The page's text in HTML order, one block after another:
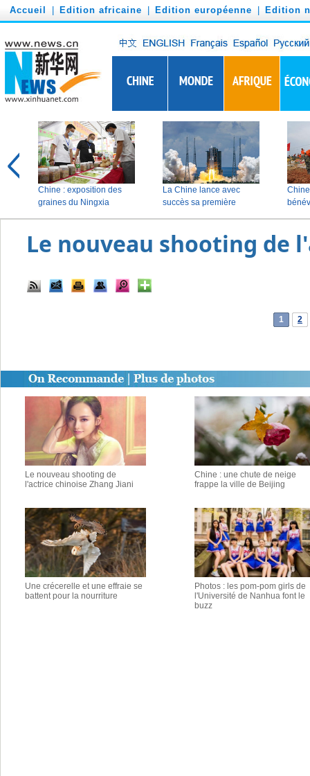
Accueil Edition africaine Edition européenne Edition
Le nouveau shooting de
1 2
Le nouveau shooting de
l'actrice chinoise Zhang Jiani
Chine : une chute de neige
frappe la ville de Beijing
Une crécerelle et une effraie se
battent pour la nourriture
Photos : les pom-pom girls de
l'Université de Nanhua font le
buzz